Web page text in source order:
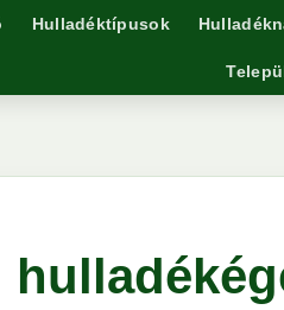
Hulladéktípusok